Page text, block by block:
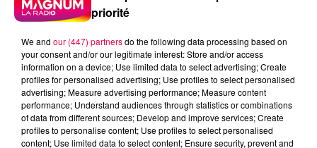
Jeu de l'anniversaire
Club Magnum
Magnum la Radio
Magnum
Radio
Vosges
Meurthe et Moselle
Haute Marne
priorité
We and our (447) partnersdo the following data processing based on
your consent and/or our legitimate interest: Store and/or access
information on a device; Use limited data to select advertising; Create
profiles for personalised advertising; Use profiles to select personalised
advertising; Measure advertising performance; Measure content
performance; Understand audiences through statistics or combinations
of data from different sources; Develop and improve services; Create
profiles to personalise content; Use profiles to select personalised
content; Use limited data to select content; Ensure security, prevent and